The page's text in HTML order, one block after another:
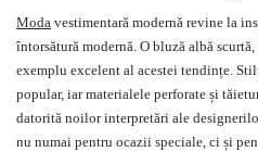
Moda vestimentară modernă revine la
întorsătură modernă. O bluză albă
exemplu excelent al acestei tendințe.
popular, iar materialele perforate și
datorită noilor interpretări ale
nu numai pentru ocazii speciale, ci și